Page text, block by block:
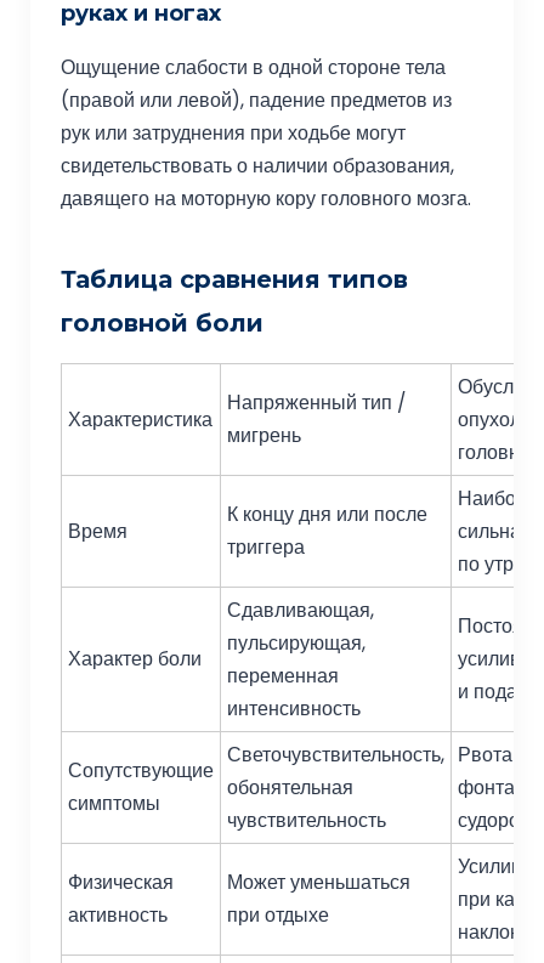
руках и ногах
Ощущение слабости в одной стороне тела
(правой или левой), падение предметов из
рук или затруднения при ходьбе могут
свидетельствовать о наличии образования,
давящего на моторную кору головного мозга.
Таблица сравнения типов
головной боли
Характеристика
Напряженный тип /
мигрень
Время
К концу дня или после
триггера
сильная
по утрам
Характер боли
Сдавливающая,
пульсирующая,
переменная
интенсивность
и
Сопутствующие
симптомы
Светочувствительность,
обонятельная
чувствительность
Рвота
судороги
Физическая
активность
Может уменьшаться
при отдыхе
при
наклонах